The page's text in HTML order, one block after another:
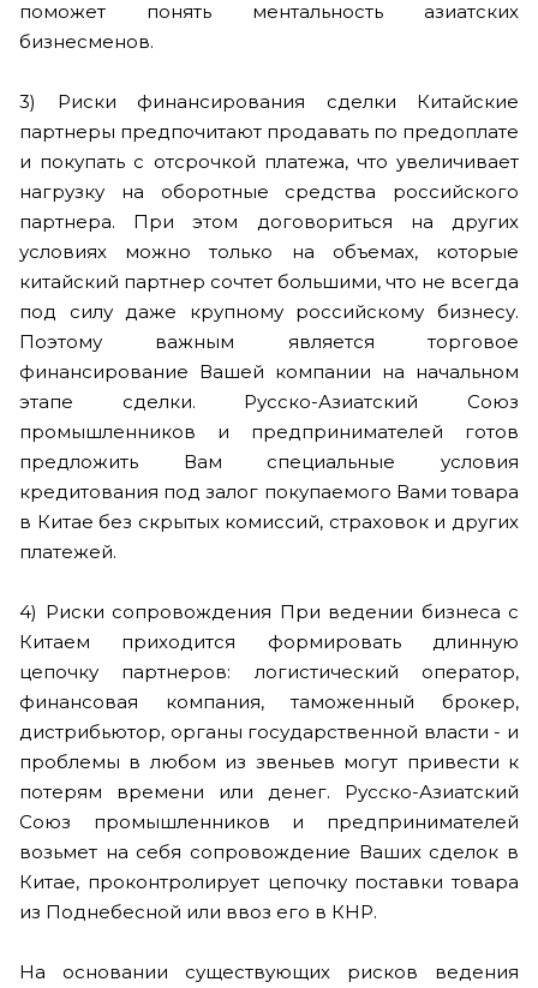
поможет понять ментальность азиатских
бизнесменов.
3) Риски финансирования сделки Китайские
партнеры предпочитают продавать по предоплате
и покупать с отсрочкой платежа, что увеличивает
нагрузку на оборотные средства российского
партнера. При этом договориться на других
условиях можно только на объемах, которые
китайский партнер сочтет большими, что не всегда
под силу даже крупному российскому бизнесу.
Поэтому важным является торговое
финансирование Вашей компании на начальном
этапе сделки. Русско-Азиатский Союз
промышленников и предпринимателей готов
предложить Вам специальные условия
кредитования под залог покупаемого Вами товара
в Китае без скрытых комиссий, страховок и других
платежей.
4) Риски сопровождения При ведении бизнеса с
Китаем приходится формировать длинную
цепочку партнеров: логистический оператор,
финансовая компания, таможенный брокер,
дистрибьютор, органы государственной власти - и
проблемы в любом из звеньев могут привести к
потерям времени или денег. Русско-Азиатский
Союз промышленников и предпринимателей
возьмет на себя сопровождение Ваших сделок в
Китае, проконтролирует цепочку поставки товара
из Поднебесной или ввоз его в КНР.
На основании существующих рисков ведения